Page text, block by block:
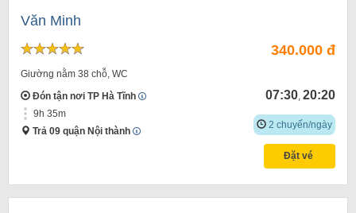
Văn Minh
Giường nằm 38 chỗ, WC
Đón tận nơi TP Hà Tĩnh
9h 35m
Trả 09 quận Nội thành
340.000 đ
07:30 20:20
2 chuyến/ngày
Đặt vé